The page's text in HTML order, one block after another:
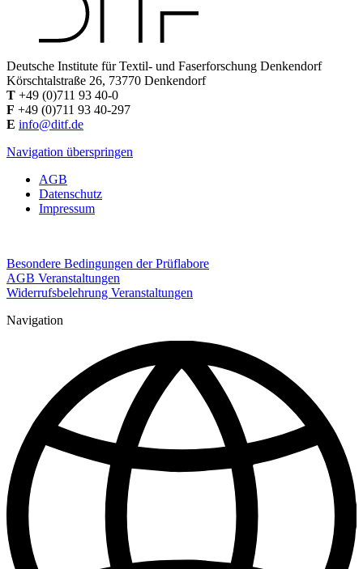
Deutsche Institute für Textil- und Faserforschung Denkendorf
Körschtalstraße 26, 73770 Denkendorf
T +49 (0)711 93 40-0
F +49 (0)711 93 40-297
E info@ditf.de
Navigation überspringen
AGB
Datenschutz
Impressum
Besondere Bedingungen der Prüflabore
AGB Veranstaltungen
Widerrufsbelehrung Veranstaltungen
Navigation